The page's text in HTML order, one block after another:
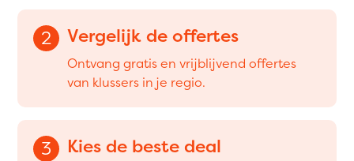
2 Vergelijk de offertes
Ontvang gratis en vrijblijvend offertes
van klussers in je regio.
3 Kies de beste deal